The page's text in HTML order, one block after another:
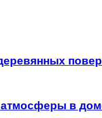
атмосферы в